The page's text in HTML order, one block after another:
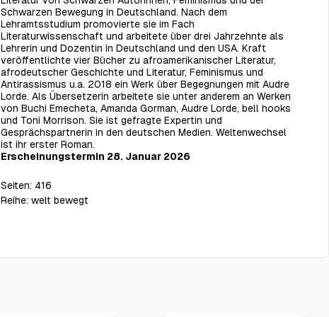
Schwarzen Bewegung in Deutschland. Nach dem
Lehramtsstudium promovierte sie im Fach
Literaturwissenschaft und arbeitete über drei Jahrzehnte als
Lehrerin und Dozentin in Deutschland und den USA. Kraft
veröffentlichte vier Bücher zu afroamerikanischer Literatur,
afrodeutscher Geschichte und Literatur, Feminismus und
Antirassismus u.a. 2018 ein Werk über Begegnungen mit Audre
Lorde. Als Übersetzerin arbeitete sie unter anderem an Werken
von Buchi Emecheta, Amanda Gorman, Audre Lorde, bell hooks
und Toni Morrison. Sie ist gefragte Expertin und
Gesprächspartnerin in den deutschen Medien. Weltenwechsel
ist ihr erster Roman.
Erscheinungstermin 28. Januar 2026
Seiten: 416
Reihe: welt bewegt